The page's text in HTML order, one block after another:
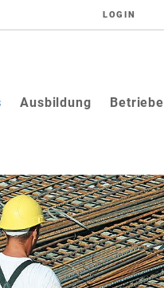
LOGIN
(current)
Ausbildung Betriebe